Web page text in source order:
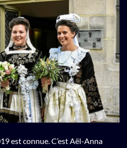
est connue. C’est Aël-Anna